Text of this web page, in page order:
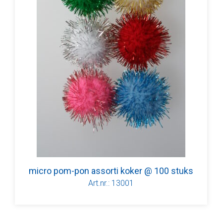
micro pom-pon assorti koker @ 100 stuks
Art.nr.: 13001